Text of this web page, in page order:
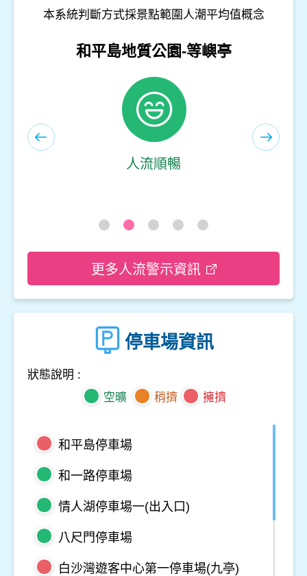
本系統判斷方式採景點範圍人潮平均值概念
和平島地質公園-遊客服務中心(室內)
人流順暢
更多人流警示資訊
停車場資訊
狀態說明 :
空曠
稍擠 擁擠
和平島停車場
和一路停車場
情人湖停車場一(出入口)
八尺門停車場
白沙灣遊客中心第一停車場(九亭)